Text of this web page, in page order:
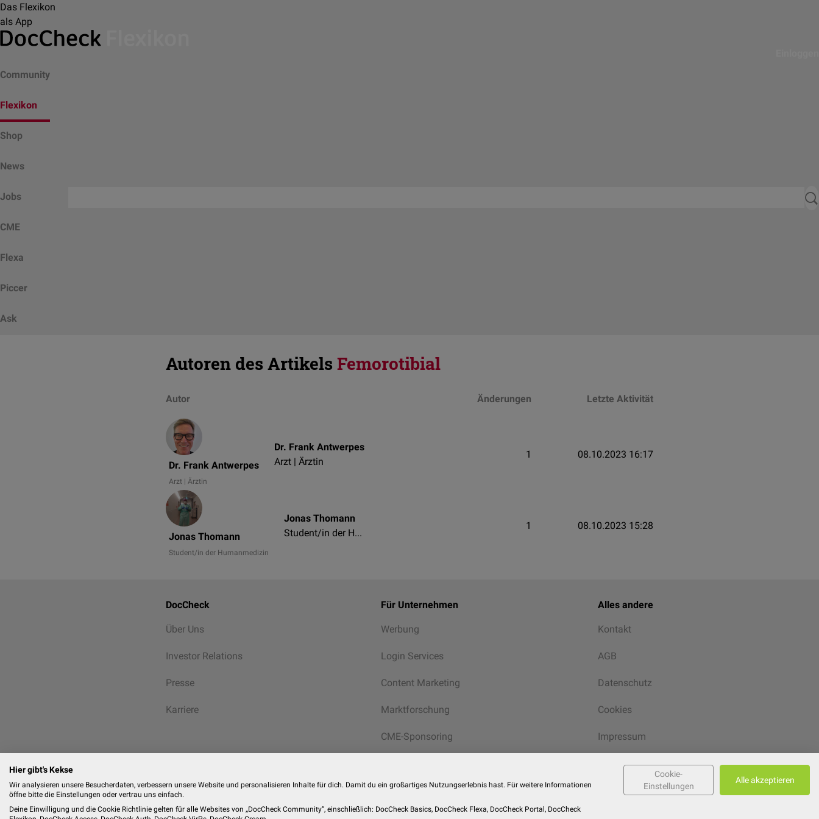
Das Flexikon
als App
Community
Flexikon
Shop
News
Jobs
CME
Flexa
Piccer
Ask
Autoren des Artikels Femorotibial
Autor Änderungen Letzte Aktivität
Dr. Frank Antwerpes
Arzt | Ärztin
Dr. Frank Antwerpes
Arzt | Ärztin
1 08.10.2023 16:17
Jonas Thomann
Student/in der Humanmedizin
Jonas Thomann
Student/in der Humanmedizin
1 08.10.2023 15:28
DocCheck
Über Uns
Investor Relations
Presse
Karriere
Für Unternehmen
Werbung
Login Services
Content Marketing
Marktforschung
CME-Sponsoring
Alles andere
Kontakt
AGB
Datenschutz
Cookies
Impressum
© 2026DocCheck Community GmbH
Hier gibt's Kekse
Wir analysieren unsere Besucherdaten, verbessern unsere Website und personalisieren Inhalte für dich. Damit du ein großartiges Nutzungserlebnis hast. Für weitere Informationen
öffne bitte die Einstellungen oder vertrau uns einfach.
Deine Einwilligung und die Cookie Richtlinie gelten für alle Websites von „DocCheck Community“, einschließlich: DocCheck Basics, DocCheck Flexa, DocCheck Portal, DocCheck
Cookie-
Einstellungen
Alle akzeptieren